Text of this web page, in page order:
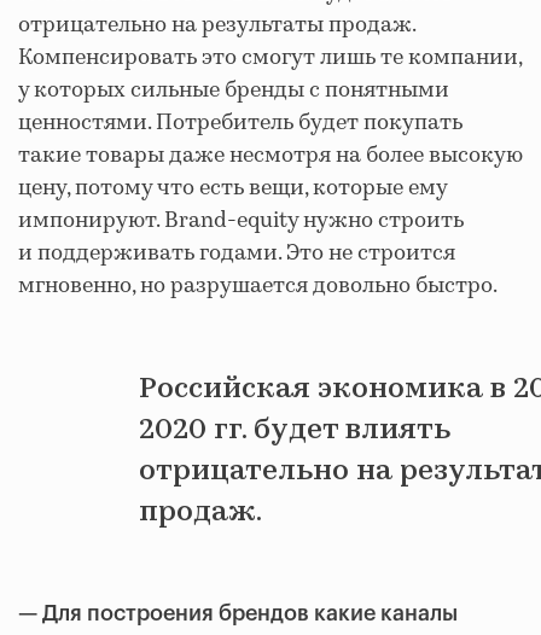
отрицательно на результаты продаж.
Компенсировать это смогут лишь те компании,
у которых сильные бренды с понятными
ценностями. Потребитель будет покупать
такие товары даже несмотря на более высокую
цену, потому что есть вещи, которые ему
импонируют. Brand-equity нужно строить
и поддерживать годами. Это не строится
мгновенно, но разрушается довольно быстро.
Российская экономика в
2020 гг. будет влиять
отрицательно на
продаж.
— Для построения брендов какие каналы